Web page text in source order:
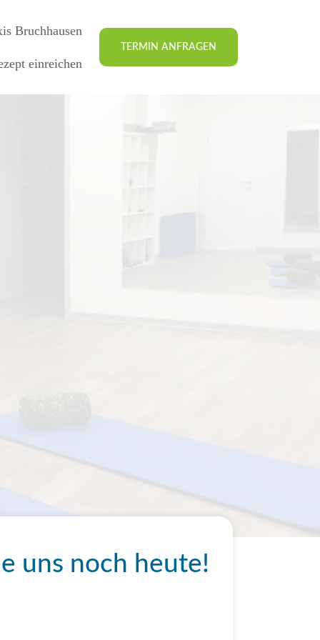
Bruchhausen
einreichen
TERMIN ANFRAGEN
uns noch heute!